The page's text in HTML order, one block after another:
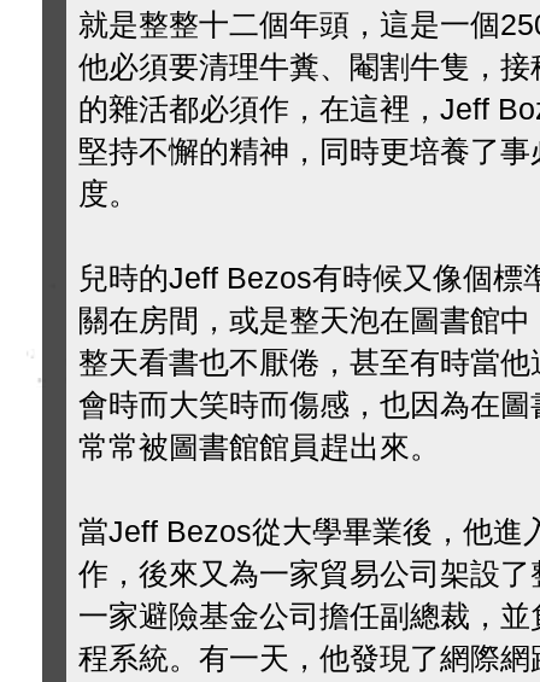
就是整整十二個年頭，這是一個
他必須要清理牛糞、閹割牛隻，
的雜活都必須作，在這裡，Jeff
堅持不懈的精神，同時更培養了
度。
兒時的Jeff Bezos有時候又像個標
關在房間，或是整天泡在圖書館
整天看書也不厭倦，甚至有時當
會時而大笑時而傷感，也因為在
常常被圖書館館員趕出來。
當Jeff Bezos從大學畢業後，他進
作，後來又為一家貿易公司架設
一家避險基金公司擔任副總裁，
程系統。有一天，他發現了網際